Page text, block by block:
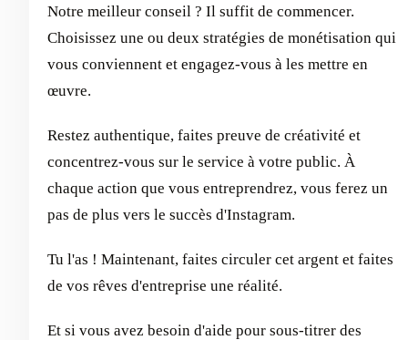
Notre meilleur conseil ? Il suffit de commencer.
Choisissez une ou deux stratégies de monétisation qui
vous conviennent et engagez-vous à les mettre en
œuvre.
Restez authentique, faites preuve de créativité et
concentrez-vous sur le service à votre public. À
chaque action que vous entreprendrez, vous ferez un
pas de plus vers le succès d'Instagram.
Tu l'as ! Maintenant, faites circuler cet argent et faites
de vos rêves d'entreprise une réalité.
Et si vous avez besoin d'aide pour sous-titrer des